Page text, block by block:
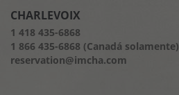
CHARLEVOIX
1 418 435-6868
1 866 435-6868 (Canadá solamente)
reservation@imcha.com